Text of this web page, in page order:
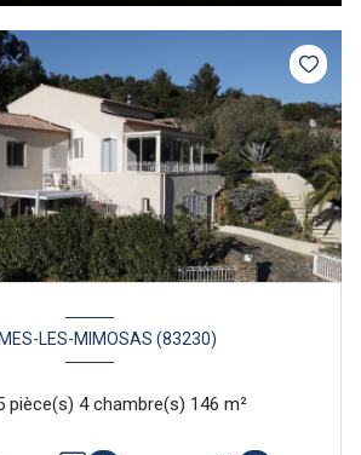
LES-MIMOSAS (83230)
Maison 5 pièce(s) 4 chambre(s) 146 m²